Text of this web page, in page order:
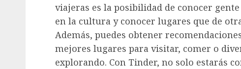
viajeras es la posibilidad de conocer
en la cultura y conocer lugares que de
Además, puedes obtener
mejores lugares para visitar, comer o
explorando. Con Tinder, no solo estarás